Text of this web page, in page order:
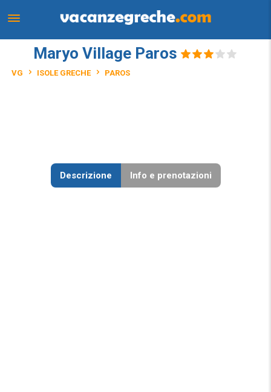
Maryo Village Paros
VG ISOLE GRECHE PAROS
Descrizione Info e prenotazioni